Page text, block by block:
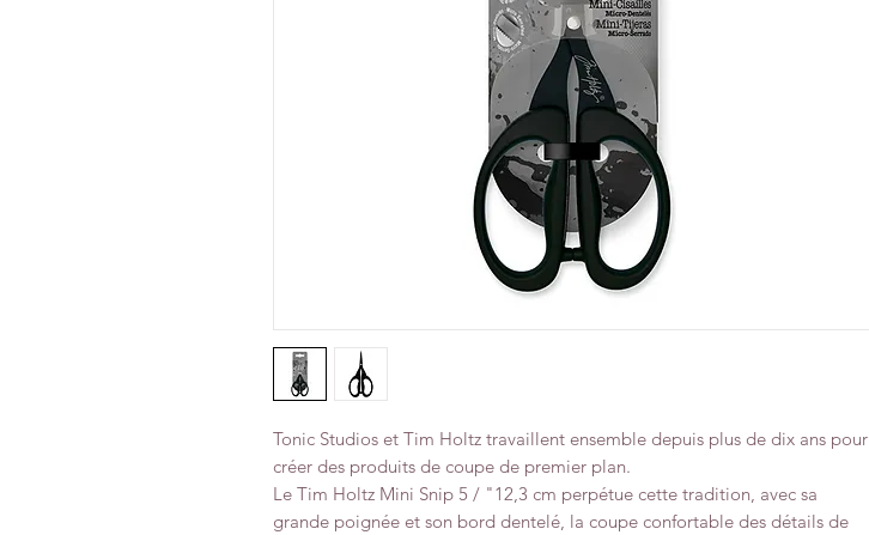
Tonic Studios et Tim Holtz travaillent ensemble depuis plus de dix ans pour
créer des produits de coupe de premier plan.
Le Tim Holtz Mini Snip 5 / "12,3 cm perpétue cette tradition, avec sa
grande poignée et son bord dentelé, la coupe confortable des détails de